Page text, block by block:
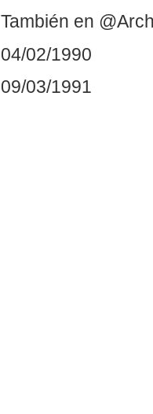
También en
04/02/1990
09/03/1991